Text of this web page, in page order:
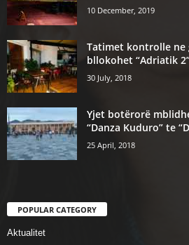
10 December, 2019
Tatimet kontrolle ne
bllokohet “Adriatik
30 July, 2018
Yjet botërorë
“Danza Kuduro” te
25 April, 2018
POPULAR CATEGORY
Aktualitet